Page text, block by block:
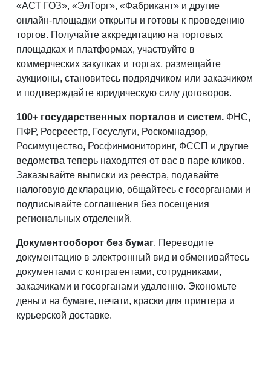
«АСТ ГОЗ», «ЭлТорг», «Фабрикант» и другие
онлайн-площадки открыты и готовы к проведению
торгов. Получайте аккредитацию на торговых
площадках и платформах, участвуйте в
коммерческих закупках и торгах, размещайте
аукционы, становитесь подрядчиком или заказчиком
и подтверждайте юридическую силу договоров.
100+ государственных порталов и систем.ФНС,
ПФР, Росреестр, Госуслуги, Роскомнадзор,
Росимущество, Росфинмониторинг, ФССП и другие
ведомства теперь находятся от вас в паре кликов.
Заказывайте выписки из реестра, подавайте
налоговую декларацию, общайтесь с госорганами и
подписывайте соглашения без посещения
региональных отделений.
Документооборот без бумаг. Переводите
документацию в электронный вид и обменивайтесь
документами с контрагентами, сотрудниками,
заказчиками и госорганами удаленно. Экономьте
деньги на бумаге, печати, краски для принтера и
курьерской доставке.